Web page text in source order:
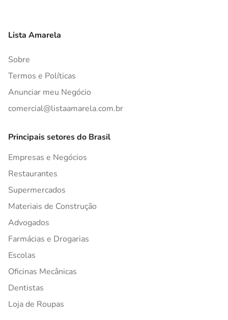
Lista Amarela
Sobre
Termos e Políticas
Anunciar meu Negócio
comercial@listaamarela.com.br
Principais setores do Brasil
Empresas e Negócios
Restaurantes
Supermercados
Materiais de Construção
Advogados
Farmácias e Drogarias
Escolas
Oficinas Mecânicas
Dentistas
Loja de Roupas